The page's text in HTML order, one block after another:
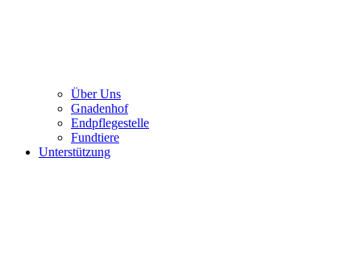
Über Uns
Gnadenhof
Endpflegestelle
Fundtiere
Unterstützung